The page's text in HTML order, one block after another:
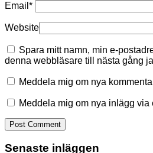
Email *
Website
Spara mitt namn, min e-
denna webbläsare till nästa gång
Meddela mig om nya
Meddela mig om nya inlägg via
Senaste inläggen